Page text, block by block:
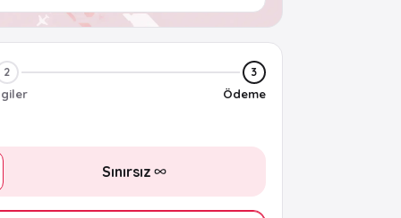
2 3
Ödeme
Sınırsız